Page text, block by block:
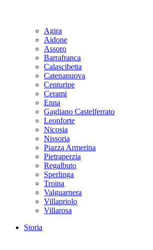
Agira
Aidone
Assoro
Barrafranca
Calascibetta
Catenanuova
Centuripe
Cerami
Enna
Gagliano Castelferrato
Leonforte
Nicosia
Nissoria
Piazza Armerina
Pietraperzia
Regalbuto
Sperlinga
Troina
Valguarnera
Villapriolo
Villarosa
Storia